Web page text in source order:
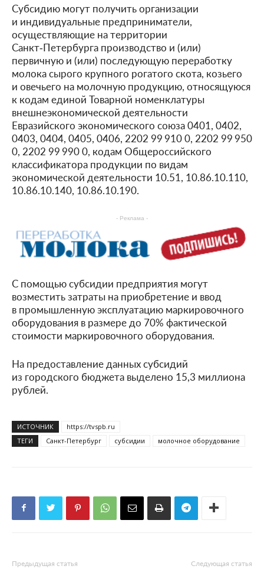
Субсидию могут получить организации
и индивидуальные предприниматели,
осуществляющие на территории
Санкт‑Петербурга производство и (или)
первичную и (или) последующую переработку
молока сырого крупного рогатого скота, козьего
и овечьего на молочную продукцию, относящуюся
к кодам единой Товарной номенклатуры
внешнеэкономической деятельности
Евразийского экономического союза 0401, 0402,
0403, 0404, 0405, 0406, 2202 99 910 0, 2202 99 950
0, 2202 99 990 0, кодам Общероссийского
классификатора продукции по видам
экономической деятельности 10.51, 10.86.10.110,
10.86.10.140, 10.86.10.190.
- Реклама -
С помощью субсидии предприятия могут
возместить затраты на приобретение и ввод
в промышленную эксплуатацию маркировочного
оборудования в размере до 70% фактической
стоимости маркировочного оборудования.
На предоставление данных субсидий
из городского бюджета выделено 15,3 миллиона
рублей.
ИСТОЧНИК
https://tvspb.ru
ТЕГИ
Санкт-Петербург субсидии молочное оборудование
Предыдущая статья Следующая статья